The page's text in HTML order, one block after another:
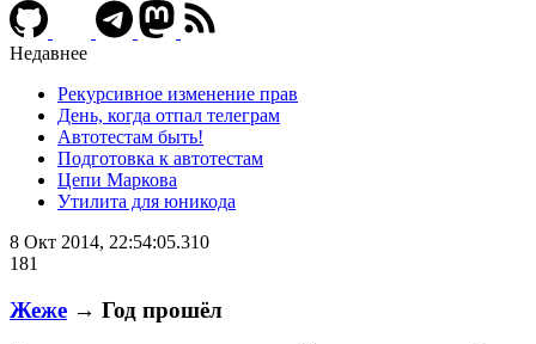
xelbot.ru
Недавнее
Рекурсивное изменение прав
День, когда отпал телеграм
Автотестам быть!
Подготовка к автотестам
Цепи Маркова
Утилита для юникода
8 Окт 2014, 22:54:05.310
181
Жеже → Год прошёл